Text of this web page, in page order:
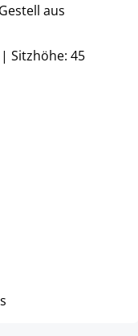
aus
| Sitzhöhe: 45